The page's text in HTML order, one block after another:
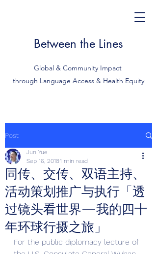
Between the Lines
Global & Community Impact
through Language Access & Health Equity
Post
同传、交传、双语主持、
活动策划推广与执行「透
过镜头看世界—我的四十
年环球行摄之旅」
Jun Yue
Sep 16, 20181 min read
For the public diplomacy lecture of